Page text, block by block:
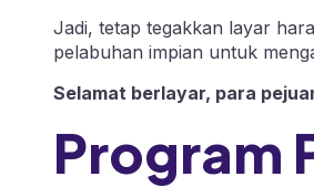
Jadi, tetap tegakkan layar
pelabuhan impian untuk
Selamat berlayar, para
Program